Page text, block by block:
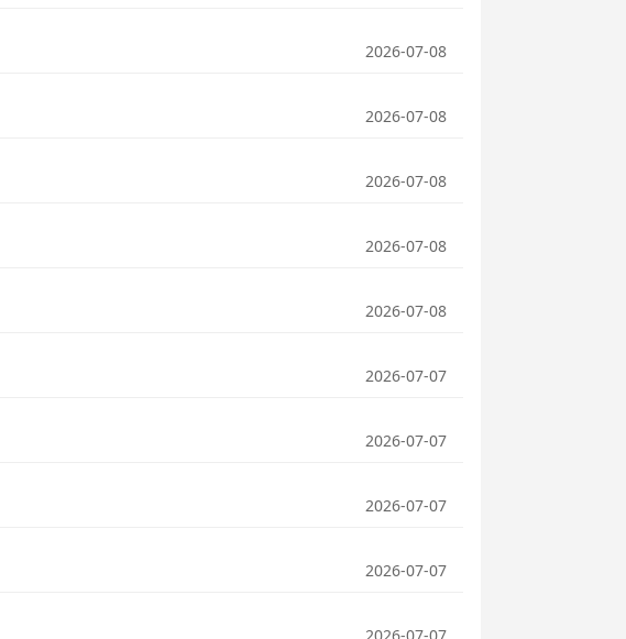
2026-07-08
2026-07-08
2026-07-08
2026-07-08
2026-07-08
2026-07-07
2026-07-07
2026-07-07
2026-07-07
2026-07-07